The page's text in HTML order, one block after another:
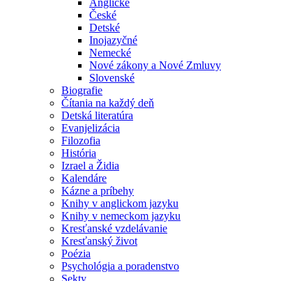
České
Detské
Inojazyčné
Nemecké
Nové zákony a Nové Zmluvy
Slovenské
Biografie
Čítania na každý deň
Detská literatúra
Evanjelizácia
Filozofia
História
Izrael a Židia
Kalendáre
Kázne a príbehy
Knihy v anglickom jazyku
Knihy v nemeckom jazyku
Kresťanské vzdelávanie
Kresťanský život
Poézia
Psychológia a poradenstvo
Sekty